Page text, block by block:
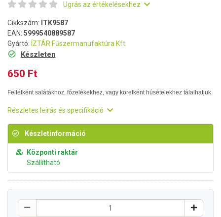
Ugrás az értékelésekhez
Cikkszám: ITK9587
EAN: 5999540889587
Gyártó: ÍZTÁR Fűszermanufaktúra Kft.
Készleten
650 Ft
Feltétként salátákhoz, főzelékekhez, vagy köretként húsételekhez tálalhatjuk.
Részletes leírás és specifikáció
Készletinformáció
Központi raktár
Szállítható